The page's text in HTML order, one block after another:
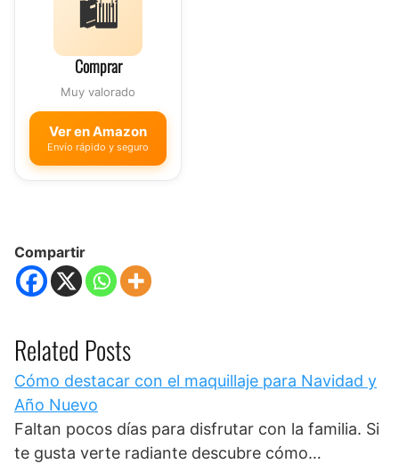
🛍️
Comprar
Muy valorado
Ver en Amazon
Envío rápido y seguro
Compartir
Related Posts
Cómo destacar con el maquillaje para Navidad y
Año Nuevo
Faltan pocos días para disfrutar con la familia. Si
te gusta verte radiante descubre cómo…